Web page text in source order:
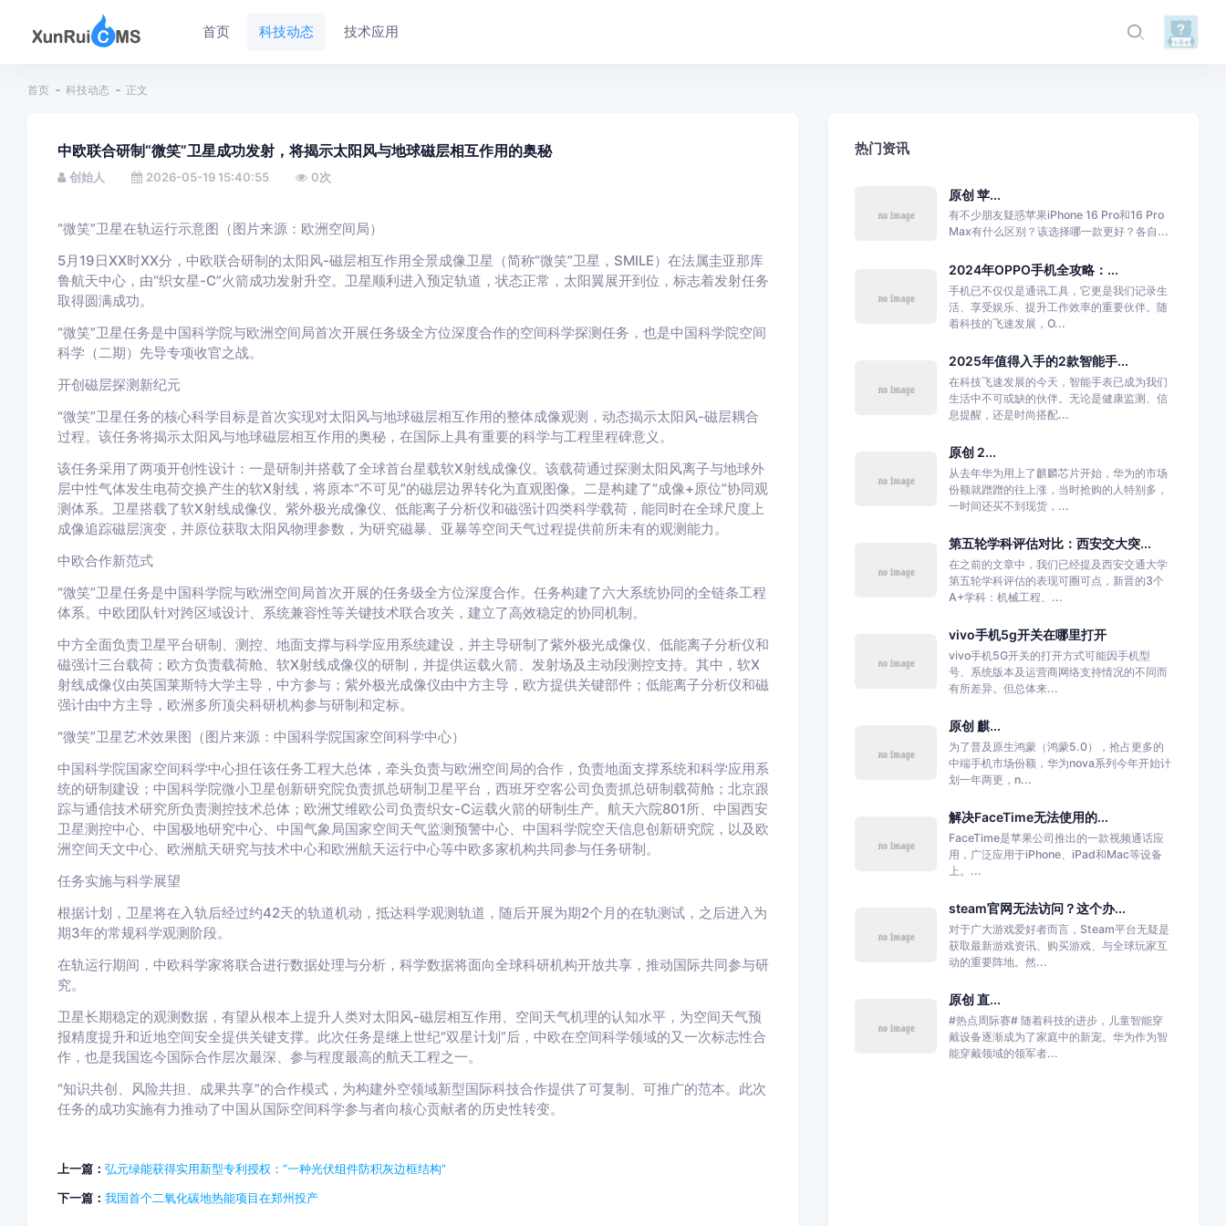
首页 科技动态 技术应用
首页 科技动态 正文
中欧联合研制“微笑”卫星成功发射，将揭示太阳风与地球磁层相互作用的奥秘
创始人 2026-05-19 15:40:55 0次
“微笑”卫星在轨运行示意图（图片来源：欧洲空间局）
5月19日XX时XX分，中欧联合研制的太阳风-磁层相互作用全景成像卫星（简称“微笑”卫星，SMILE）在法属圭亚那库
鲁航天中心，由“织女星-C”火箭成功发射升空。卫星顺利进入预定轨道，状态正常，太阳翼展开到位，标志着发射任务
取得圆满成功。
“微笑”卫星任务是中国科学院与欧洲空间局首次开展任务级全方位深度合作的空间科学探测任务，也是中国科学院空间
科学（二期）先导专项收官之战。
开创磁层探测新纪元
“微笑”卫星任务的核心科学目标是首次实现对太阳风与地球磁层相互作用的整体成像观测，动态揭示太阳风-磁层耦合
过程。该任务将揭示太阳风与地球磁层相互作用的奥秘，在国际上具有重要的科学与工程里程碑意义。
该任务采用了两项开创性设计：一是研制并搭载了全球首台星载软X射线成像仪。该载荷通过探测太阳风离子与地球外
层中性气体发生电荷交换产生的软X射线，将原本“不可见”的磁层边界转化为直观图像。二是构建了“成像+原位”协同观
测体系。卫星搭载了软X射线成像仪、紫外极光成像仪、低能离子分析仪和磁强计四类科学载荷，能同时在全球尺度上
成像追踪磁层演变，并原位获取太阳风物理参数，为研究磁暴、亚暴等空间天气过程提供前所未有的观测能力。
中欧合作新范式
“微笑”卫星任务是中国科学院与欧洲空间局首次开展的任务级全方位深度合作。任务构建了六大系统协同的全链条工程
体系。中欧团队针对跨区域设计、系统兼容性等关键技术联合攻关，建立了高效稳定的协同机制。
中方全面负责卫星平台研制、测控、地面支撑与科学应用系统建设，并主导研制了紫外极光成像仪、低能离子分析仪和
磁强计三台载荷；欧方负责载荷舱、软X射线成像仪的研制，并提供运载火箭、发射场及主动段测控支持。其中，软X
射线成像仪由英国莱斯特大学主导，中方参与；紫外极光成像仪由中方主导，欧方提供关键部件；低能离子分析仪和磁
强计由中方主导，欧洲多所顶尖科研机构参与研制和定标。
“微笑”卫星艺术效果图（图片来源：中国科学院国家空间科学中心）
中国科学院国家空间科学中心担任该任务工程大总体，牵头负责与欧洲空间局的合作，负责地面支撑系统和科学应用系
统的研制建设；中国科学院微小卫星创新研究院负责抓总研制卫星平台，西班牙空客公司负责抓总研制载荷舱；北京跟
踪与通信技术研究所负责测控技术总体；欧洲艾维欧公司负责织女-C运载火箭的研制生产。航天六院801所、中国西安
卫星测控中心、中国极地研究中心、中国气象局国家空间天气监测预警中心、中国科学院空天信息创新研究院，以及欧
洲空间天文中心、欧洲航天研究与技术中心和欧洲航天运行中心等中欧多家机构共同参与任务研制。
任务实施与科学展望
根据计划，卫星将在入轨后经过约42天的轨道机动，抵达科学观测轨道，随后开展为期2个月的在轨测试，之后进入为
期3年的常规科学观测阶段。
在轨运行期间，中欧科学家将联合进行数据处理与分析，科学数据将面向全球科研机构开放共享，推动国际共同参与研
究。
卫星长期稳定的观测数据，有望从根本上提升人类对太阳风-磁层相互作用、空间天气机理的认知水平，为空间天气预
报精度提升和近地空间安全提供关键支撑。此次任务是继上世纪“双星计划”后，中欧在空间科学领域的又一次标志性合
作，也是我国迄今国际合作层次最深、参与程度最高的航天工程之一。
“知识共创、风险共担、成果共享”的合作模式，为构建外空领域新型国际科技合作提供了可复制、可推广的范本。此次
任务的成功实施有力推动了中国从国际空间科学参与者向核心贡献者的历史性转变。
上一篇： 弘元绿能获得实用新型专利授权：“一种光伏组件防积灰边框结构”
下一篇： 我国首个二氧化碳地热能项目在郑州投产
热门资讯
原创 苹...
有不少朋友疑惑苹果iPhone 16 Pro和16 Pro
Max有什么区别？该选择哪一款更好？各自...
2024年OPPO手机全攻略：...
手机已不仅仅是通讯工具，它更是我们记录生
活、享受娱乐、提升工作效率的重要伙伴。随
着科技的飞速发展，O...
2025年值得入手的2款智能手...
在科技飞速发展的今天，智能手表已成为我们
生活中不可或缺的伙伴。无论是健康监测、信
息提醒，还是时尚搭配...
原创 2...
从去年华为用上了麒麟芯片开始，华为的市场
份额就蹭蹭的往上涨，当时抢购的人特别多，
一时间还买不到现货，...
第五轮学科评估对比：西安交大突...
在之前的文章中，我们已经提及西安交通大学
第五轮学科评估的表现可圈可点，新晋的3个
A+学科：机械工程、...
vivo手机5g开关在哪里打开
vivo手机5G开关的打开方式可能因手机型
号、系统版本及运营商网络支持情况的不同而
有所差异。但总体来...
原创 麒...
为了普及原生鸿蒙（鸿蒙5.0），抢占更多的
中端手机市场份额，华为nova系列今年开始计
划一年两更，n...
解决FaceTime无法使用的...
FaceTime是苹果公司推出的一款视频通话应
用，广泛应用于iPhone、iPad和Mac等设备
上。...
steam官网无法访问？这个办...
对于广大游戏爱好者而言，Steam平台无疑是
获取最新游戏资讯、购买游戏、与全球玩家互
动的重要阵地。然...
原创 直...
#热点周际赛# 随着科技的进步，儿童智能穿
戴设备逐渐成为了家庭中的新宠。华为作为智
能穿戴领域的领军者...